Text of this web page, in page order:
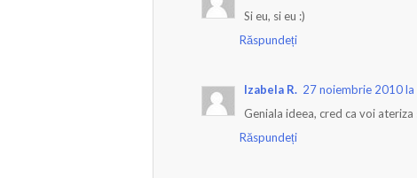
Si eu, si eu :)
Răspundeți
Izabela R. 27 noiembrie 2010
Geniala ideea, cred ca voi ateriza
Răspundeți